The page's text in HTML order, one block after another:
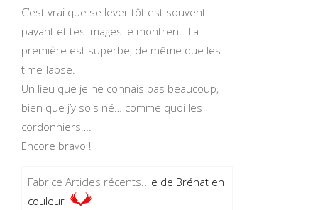
C’est vrai que se lever tôt est souvent
payant et tes images le montrent. La
première est superbe, de même que les
time-lapse.
Un lieu que je ne connais pas beaucoup,
bien que j’y sois né… comme quoi les
cordonniers….
Encore bravo !
Fabrice Articles récents..Ile de Bréhat en
couleur